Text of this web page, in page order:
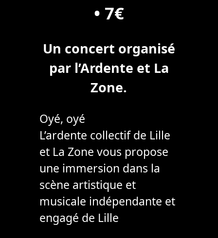
• 7€
Un concert organisé
par l’Ardente et La
Zone.
Oyé, oyé
L’ardente collectif de Lille
et La Zone vous propose
une immersion dans la
scène artistique et
musicale indépendante et
engagé de Lille